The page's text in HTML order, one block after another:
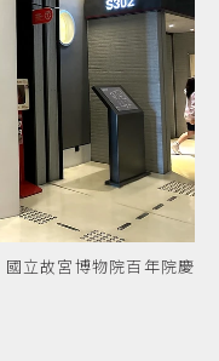
立故宮博物院百年院慶